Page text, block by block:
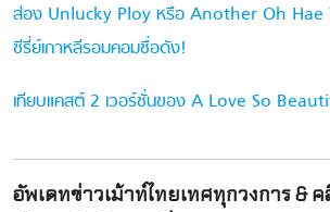
ส่อง Unlucky Ploy หรือ Another Oh Hae
ซีรี่ย์เกาหลีรอมคอมชื่อดัง!
เทียบแคสต์ 2 เวอร์ชั่นของ A Love So
อัพเดทข่าวเม้าท์ไทยเทศทุกวงการ &